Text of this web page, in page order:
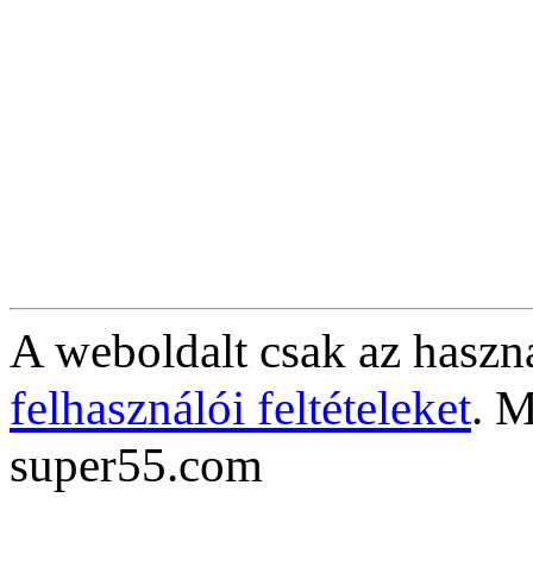
A weboldalt csak az
felhasználói feltételeket.
super55.com